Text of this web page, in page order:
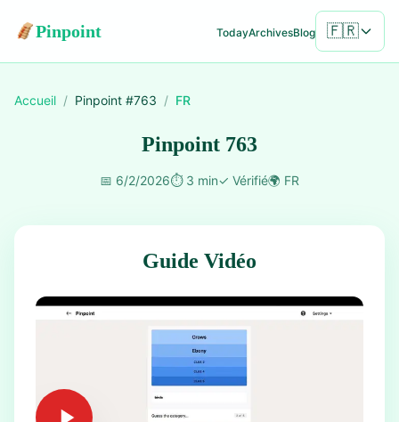
Pinpoint TodayArchivesBlog 🇫🇷
Accueil / Pinpoint #763 / FR
Pinpoint 763
📅 6/2/2026⏱️ 3 min✓ Vérifié🌍 FR
Guide Vidéo